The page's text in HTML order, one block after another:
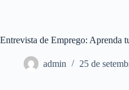
Entrevista de Emprego: Aprenda
admin 25 de